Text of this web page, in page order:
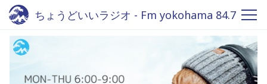
ちょうどいいラジオ - Fm yokohama 84.7